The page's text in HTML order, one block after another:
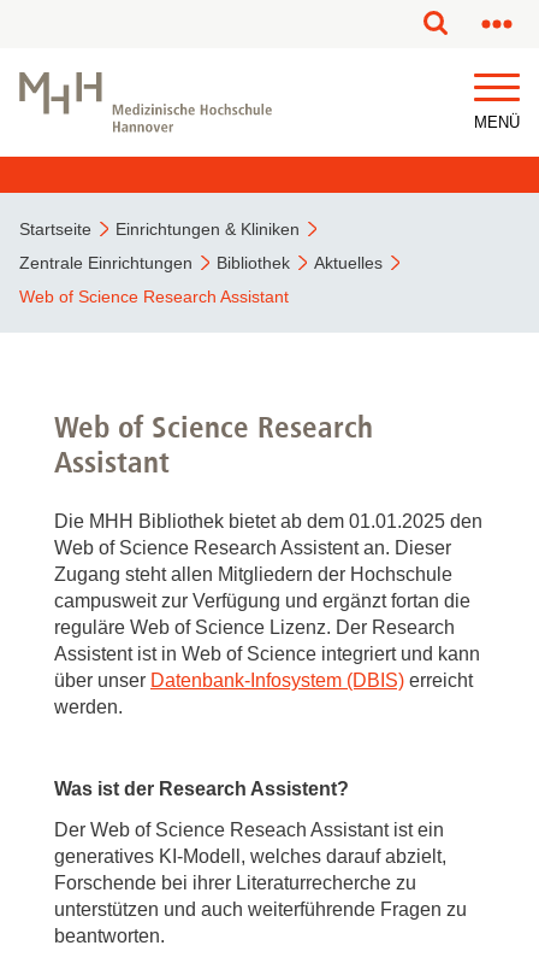
MENÜ
Startseite
Einrichtungen & Kliniken
Zentrale Einrichtungen
Bibliothek
Aktuelles
Web of Science Research Assistant
Web of Science Research
Assistant
Die MHH Bibliothek bietet ab dem 01.01.2025 den
Web of Science Research Assistent an. Dieser
Zugang steht allen Mitgliedern der Hochschule
campusweit zur Verfügung und ergänzt fortan die
reguläre Web of Science Lizenz. Der Research
Assistent ist in Web of Science integriert und kann
über unser Datenbank-Infosystem (DBIS) erreicht
werden.
Was ist der Research Assistent?
Der Web of Science Reseach Assistant ist ein
generatives KI-Modell, welches darauf abzielt,
Forschende bei ihrer Literaturrecherche zu
unterstützen und auch weiterführende Fragen zu
beantworten.